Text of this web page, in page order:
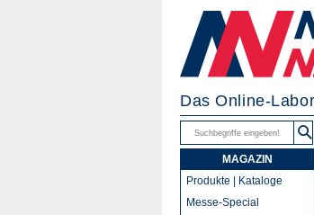
Das Online-
MAGAZIN
Produkte | Kataloge
Messe-Special